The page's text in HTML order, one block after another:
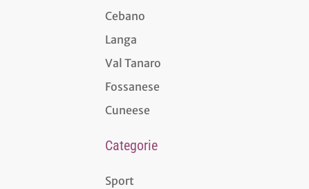
Cebano
Langa
Val Tanaro
Fossanese
Cuneese
Categorie
Sport